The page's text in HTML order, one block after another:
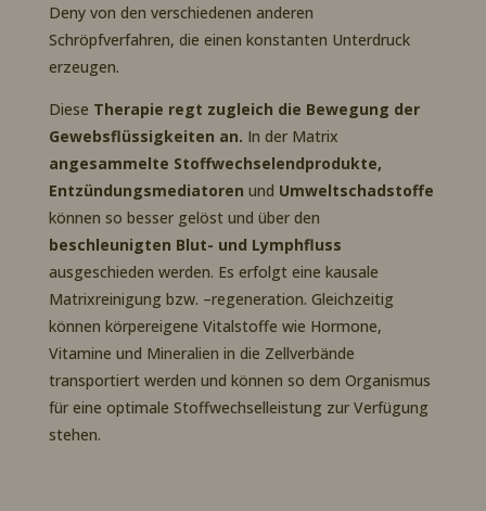
Deny von den verschiedenen anderen
Schröpfverfahren, die einen konstanten Unterdruck
erzeugen.
Diese Therapie regt zugleich die Bewegung der
Gewebsflüssigkeiten an. In der Matrix
angesammelte Stoffwechselendprodukte,
Entzündungsmediatoren und Umweltschadstoffe
können so besser gelöst und über den
beschleunigten Blut- und Lymphfluss
ausgeschieden werden. Es erfolgt eine kausale
Matrixreinigung bzw. –regeneration. Gleichzeitig
können körpereigene Vitalstoffe wie Hormone,
Vitamine und Mineralien in die Zellverbände
transportiert werden und können so dem Organismus
für eine optimale Stoffwechselleistung zur Verfügung
stehen.